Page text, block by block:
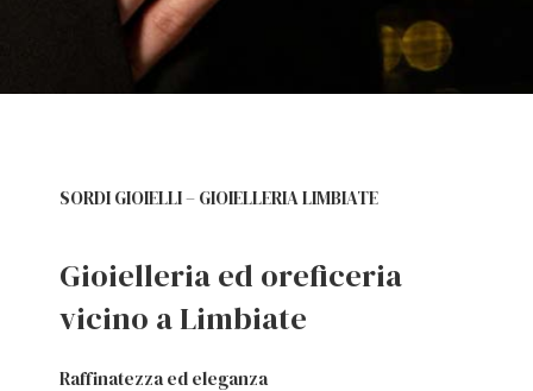
SORDI GIOIELLI – GIOIELLERIA LIMBIATE
Gioielleria ed oreficeria
vicino a Limbiate
Raffinatezza ed eleganza